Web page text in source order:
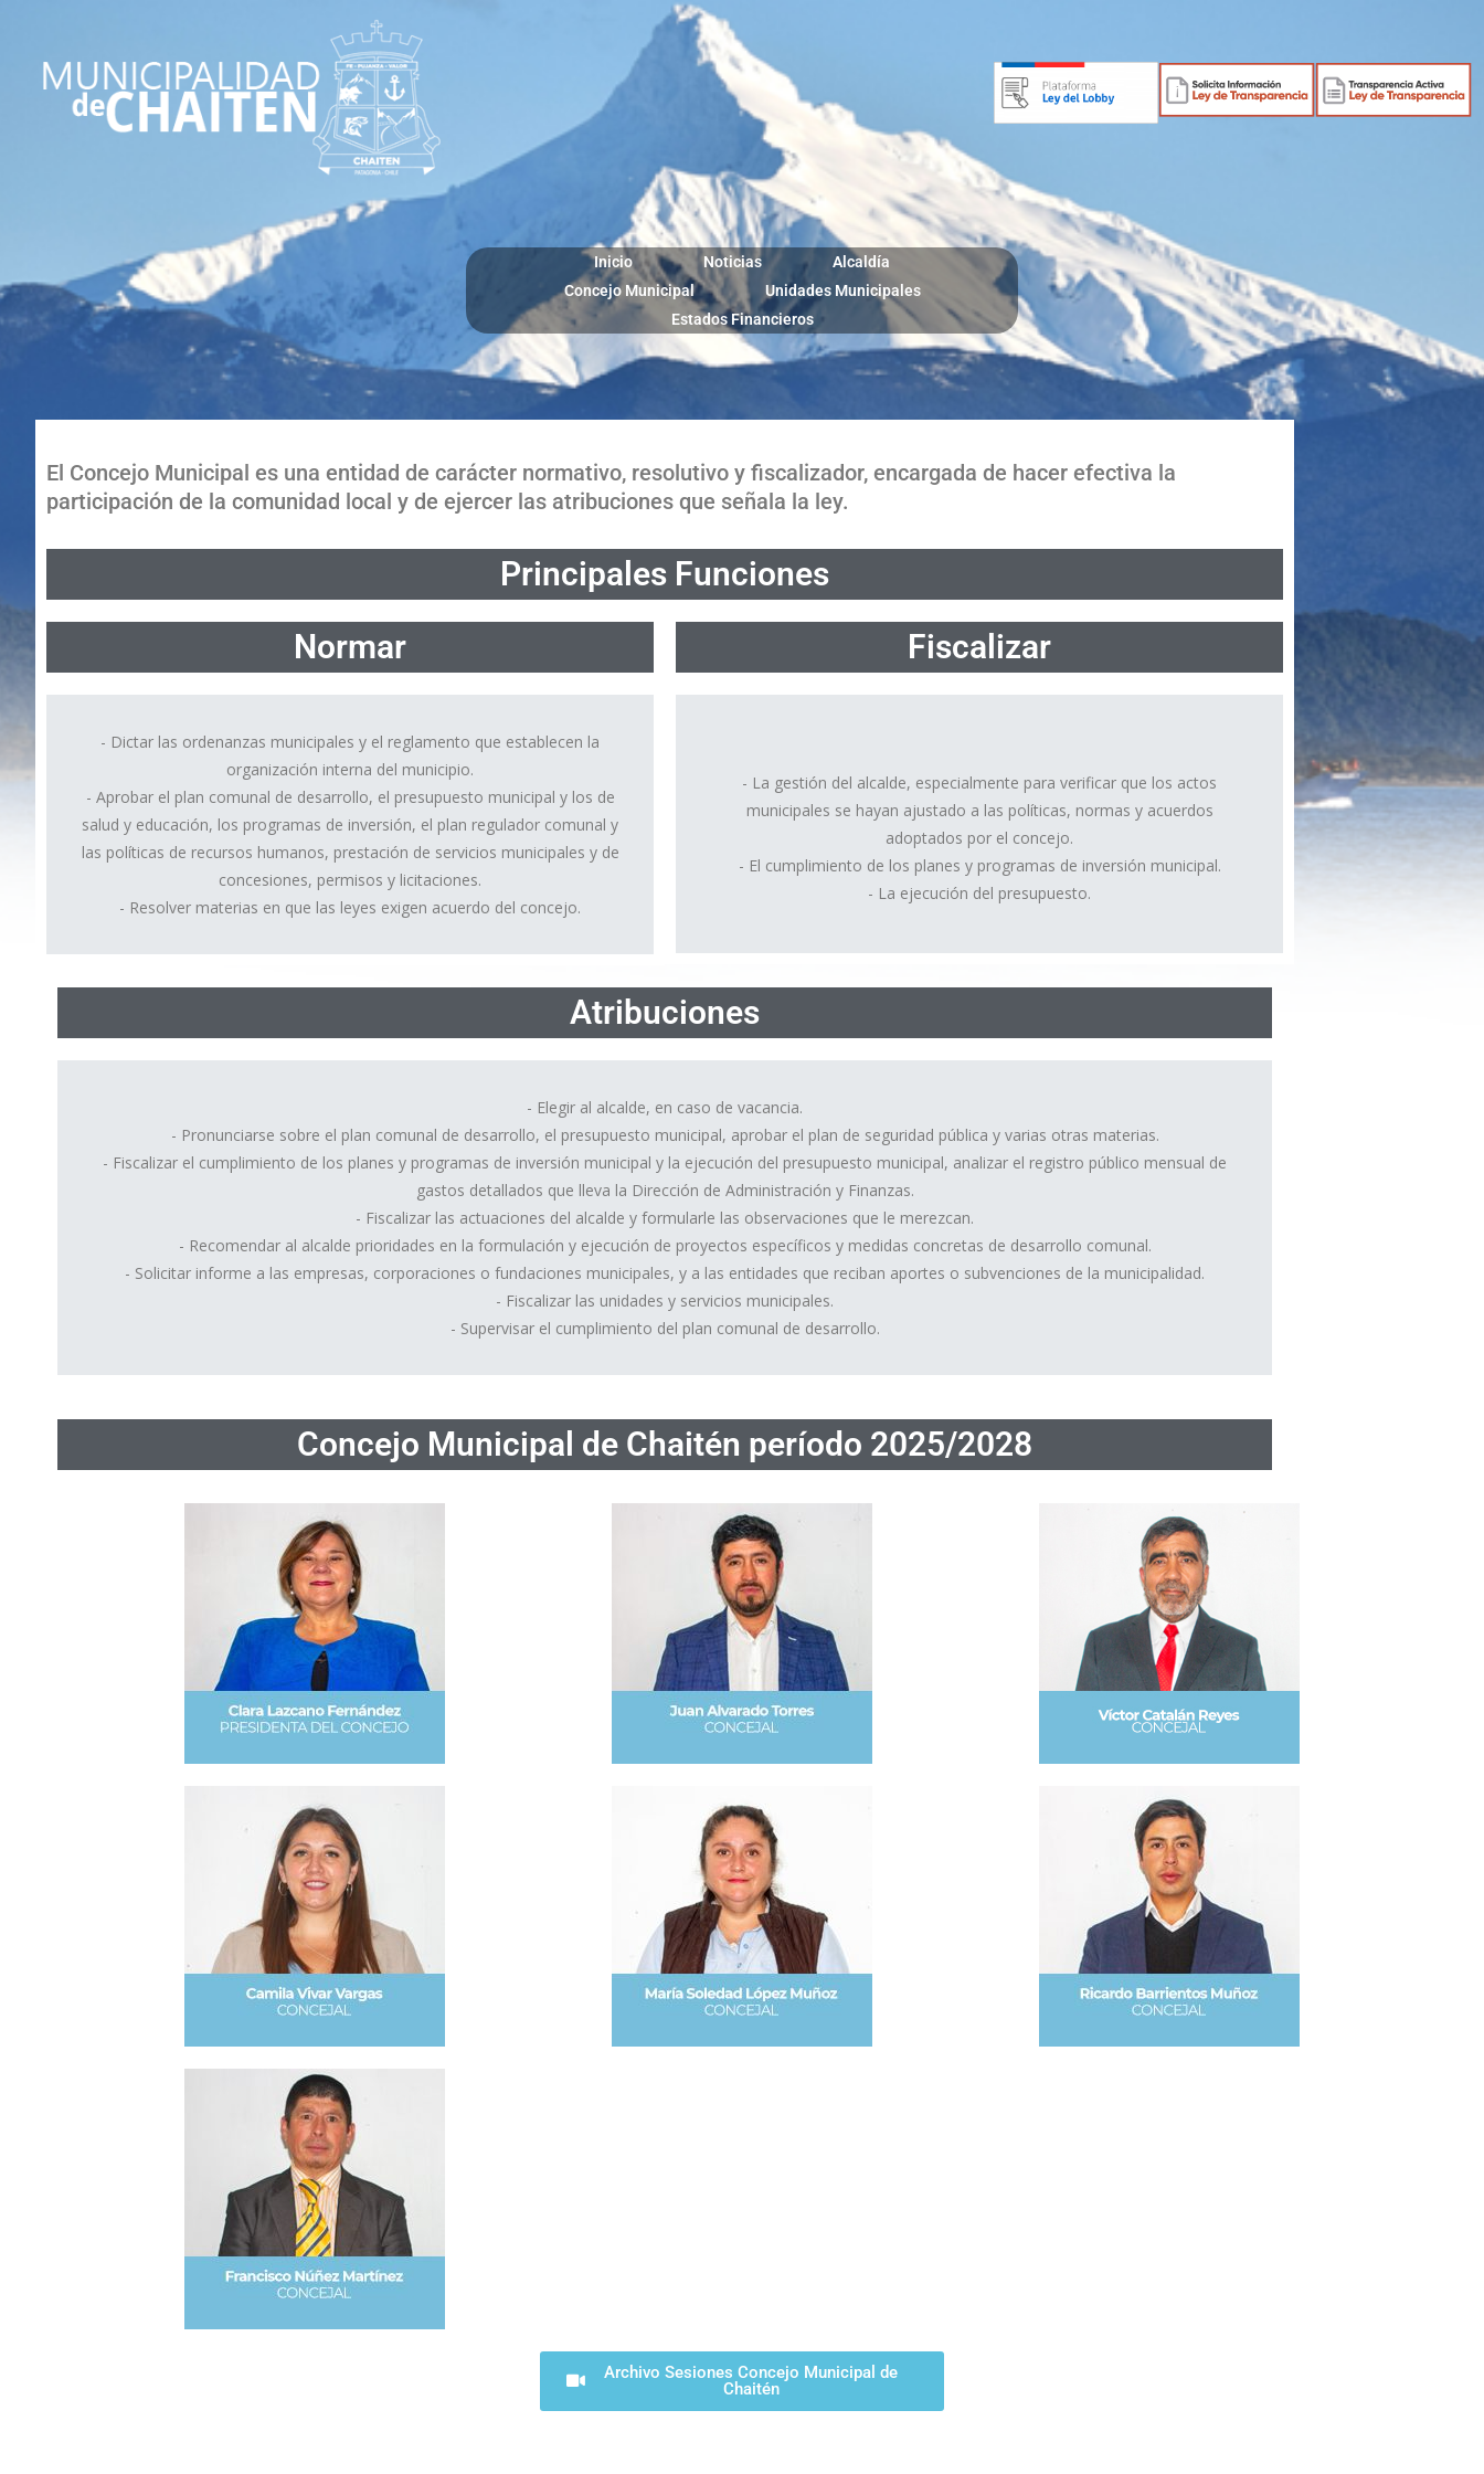
Inicio Noticias
Alcaldía
Concejo Municipal
Unidades Municipales
Estados Financieros
El Concejo Municipal es una entidad de carácter normativo, resolutivo y fiscalizador, encargada de hacer efectiva la
participación de la comunidad local y de ejercer las atribuciones que señala la ley.
Principales Funciones
Normar
- Dictar las ordenanzas municipales y el reglamento que establecen la
organización interna del municipio.
- Aprobar el plan comunal de desarrollo, el presupuesto municipal y los de
salud y educación, los programas de inversión, el plan regulador comunal y
las políticas de recursos humanos, prestación de servicios municipales y de
concesiones, permisos y licitaciones.
- Resolver materias en que las leyes exigen acuerdo del concejo.
Fiscalizar
- La gestión del alcalde, especialmente para verificar que los actos
municipales se hayan ajustado a las políticas, normas y acuerdos
adoptados por el concejo.
- El cumplimiento de los planes y programas de inversión municipal.
- La ejecución del presupuesto.
Atribuciones
- Elegir al alcalde, en caso de vacancia.
- Pronunciarse sobre el plan comunal de desarrollo, el presupuesto municipal, aprobar el plan de seguridad pública y varias otras materias.
- Fiscalizar el cumplimiento de los planes y programas de inversión municipal y la ejecución del presupuesto municipal, analizar el registro público mensual de
gastos detallados que lleva la Dirección de Administración y Finanzas.
- Fiscalizar las actuaciones del alcalde y formularle las observaciones que le merezcan.
- Recomendar al alcalde prioridades en la formulación y ejecución de proyectos específicos y medidas concretas de desarrollo comunal.
- Solicitar informe a las empresas, corporaciones o fundaciones municipales, y a las entidades que reciban aportes o subvenciones de la municipalidad.
- Fiscalizar las unidades y servicios municipales.
- Supervisar el cumplimiento del plan comunal de desarrollo.
Concejo Municipal de Chaitén período 2025/2028
Archivo Sesiones Concejo Municipal de
Chaitén